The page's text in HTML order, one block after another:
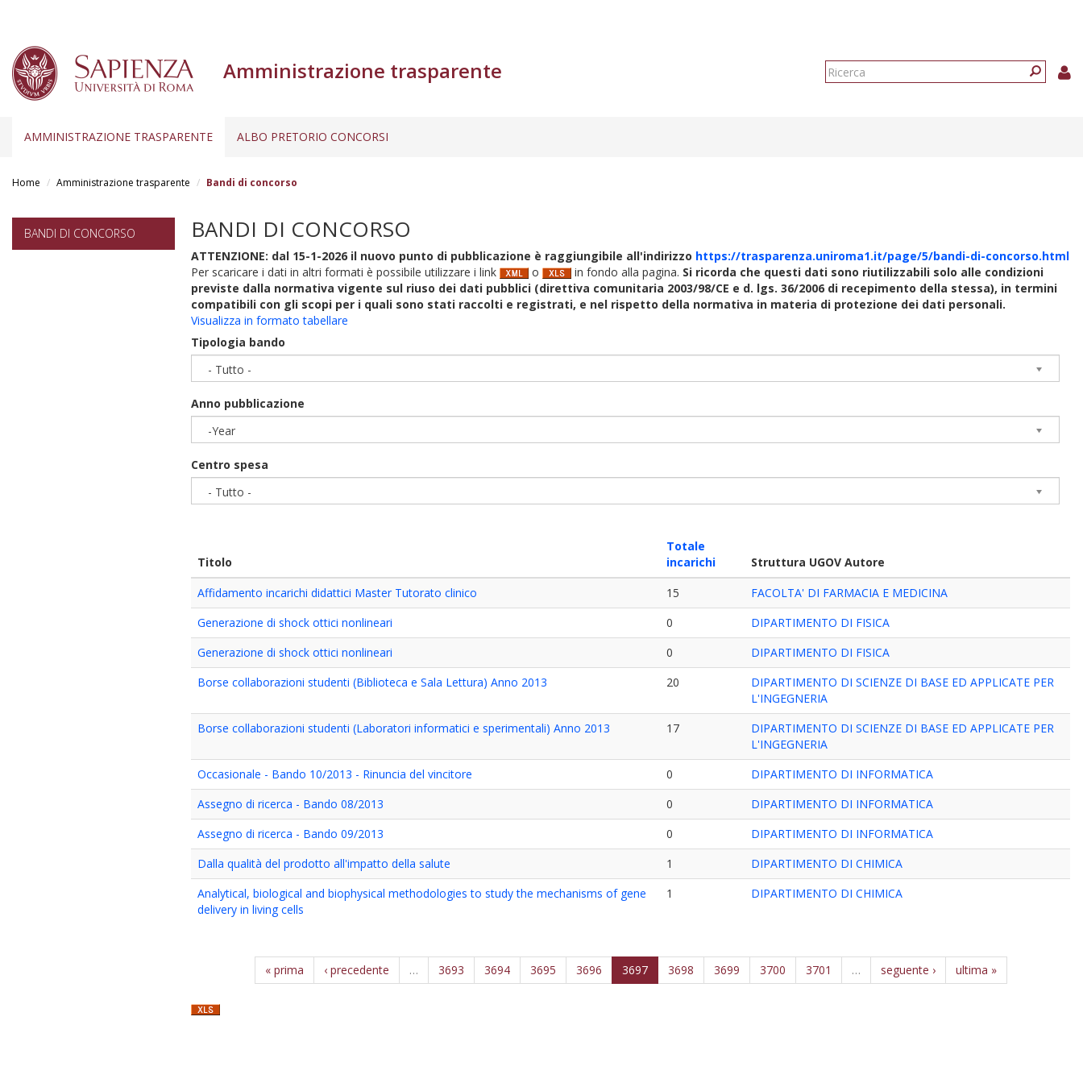
Amministrazione trasparente
Form
AMMINISTRAZIONE TRASPARENTE ALBO PRETORIO CONCORSI
Home Amministrazione trasparente Bandi di concorso
BANDI DI CONCORSO BANDI DI CONCORSO
ATTENZIONE: dal 15-1-2026 il nuovo punto di pubblicazione è raggiungibile all'indirizzo https://trasparenza.uniroma1.it/page/5/bandi-di-concorso.html
Per scaricare i dati in altri formati è possibile utilizzare i link
o in fondo alla pagina. Si ricorda che questi dati sono riutilizzabili solo alle condizioni
previste dalla normativa vigente sul riuso dei dati pubblici (direttiva comunitaria 2003/98/CE e d. lgs. 36/2006 di recepimento della stessa), in termini
compatibili con gli scopi per i quali sono stati raccolti e registrati, e nel rispetto della normativa in materia di protezione dei dati personali.
Visualizza in formato tabellare
Tipologia bando
- Tutto -
Anno pubblicazione
-Year
Centro spesa
- Tutto -
Titolo
Totale
incarichi
Struttura UGOV Autore
Affidamento incarichi didattici Master Tutorato clinico
15
FACOLTA' DI FARMACIA E MEDICINA
Generazione di shock ottici nonlineari
0
DIPARTIMENTO DI FISICA
Generazione di shock ottici nonlineari
0
DIPARTIMENTO DI FISICA
Borse collaborazioni studenti (Biblioteca e Sala Lettura) Anno 2013
20
DIPARTIMENTO DI SCIENZE DI BASE ED APPLICATE PER
L'INGEGNERIA
Borse collaborazioni studenti (Laboratori informatici e sperimentali) Anno 2013
17
DIPARTIMENTO DI SCIENZE DI BASE ED APPLICATE PER
L'INGEGNERIA
Occasionale - Bando 10/2013 - Rinuncia del vincitore
0
DIPARTIMENTO DI INFORMATICA
Assegno di ricerca - Bando 08/2013
0
DIPARTIMENTO DI INFORMATICA
Assegno di ricerca - Bando 09/2013
0
DIPARTIMENTO DI INFORMATICA
Dalla qualità del prodotto all'impatto della salute
1
DIPARTIMENTO DI CHIMICA
Analytical, biological and biophysical methodologies to study the mechanisms of gene
delivery in living cells
1 DIPARTIMENTO DI CHIMICA
« prima ‹ precedente … 3693 3694 3695 3696 3697 3698 3699 3700 3701 … seguente › ultima »